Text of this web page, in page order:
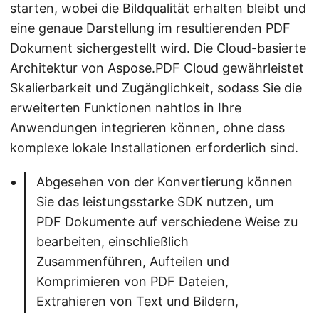
starten, wobei die Bildqualität erhalten bleibt und
eine genaue Darstellung im resultierenden PDF
Dokument sichergestellt wird. Die Cloud-basierte
Architektur von Aspose.PDF Cloud gewährleistet
Skalierbarkeit und Zugänglichkeit, sodass Sie die
erweiterten Funktionen nahtlos in Ihre
Anwendungen integrieren können, ohne dass
komplexe lokale Installationen erforderlich sind.
Abgesehen von der Konvertierung können
Sie das leistungsstarke SDK nutzen, um
PDF Dokumente auf verschiedene Weise zu
bearbeiten, einschließlich
Zusammenführen, Aufteilen und
Komprimieren von PDF Dateien,
Extrahieren von Text und Bildern,